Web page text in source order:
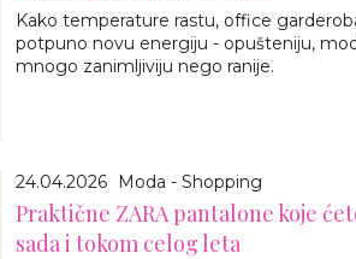
Kako temperature rastu, office
potpuno novu energiju - opušteniju,
mnogo zanimljiviju nego ranije.
24.04.2026 Moda - Shopping
Praktične ZARA pantalone koje
sada i tokom celog leta